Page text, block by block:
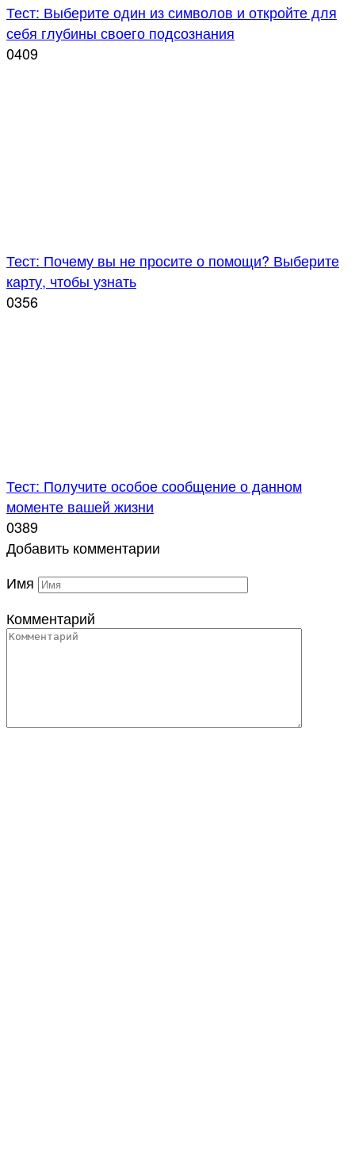
Тест: Выберите один из символов и откройте для
себя глубины своего подсознания
0409
Тест: Почему вы не просите о помощи? Выберите
карту, чтобы узнать
0356
Тест: Получите особое сообщение о данном
моменте вашей жизни
0389
Добавить комментарии
Имя
Комментарий